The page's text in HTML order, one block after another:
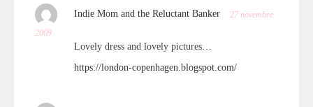
Indie Mom and the Reluctant Banker
27 novembre
2009
Lovely dress and lovely pictures…
https://london-copenhagen.blogspot.com/